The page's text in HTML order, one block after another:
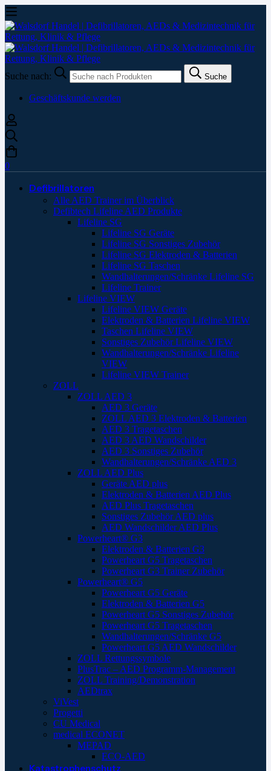
Suche nach: Suche
Geschäftskunde werden
0
Defibrillatoren
Alle AED Trainer im Überblick
Defibtech Lifeline AED Produkte
Lifeline SG
Lifeline SG Geräte
Lifeline SG Sonstiges Zubehör
Lifeline SG Elektroden & Batterien
Lifeline SG Taschen
Wandhalterungen/Schränke Lifeline SG
Lifeline Trainer
Lifeline VIEW
Lifeline VIEW Geräte
Elektroden & Batterien Lifeline VIEW
Taschen Lifeline VIEW
Sonstiges Zubehör Lifeline VIEW
Wandhalterungen/Schränke Lifeline
VIEW
Lifeline VIEW Trainer
ZOLL
ZOLL AED 3
AED 3 Geräte
ZOLL AED 3 Elektroden & Batterien
AED 3 Tragetaschen
AED 3 AED Wandschilder
AED 3 Sonstiges Zubehör
Wandhalterungen/Schränke AED 3
ZOLL AED Plus
Geräte AED plus
Elektroden & Batterien AED Plus
AED Plus Tragetaschen
Sonstiges Zubehör AED plus
AED Wandschilder AED Plus
Powerheart® G3
Elektroden & Batterien G3
Powerheart G5 Tragetaschen
Powerheart G3 Trainer Zubehör
Powerheart® G5
Powerheart G5 Geräte
Elektroden & Batterien G5
Powerheart G5 Sonstiges Zubehör
Powerheart G5 Tragetaschen
Wandhalterungen/Schränke G5
Powerheart G5 AED Wandschilder
ZOLL Rettungssymbole
PlusTrac – AED Programm-Management
ZOLL Training/Demonstration
AEDtrax
ViVest
Progetti
CU Medical
medical ECONET
MEPAD
ECO-AED
Katastrophenschutz